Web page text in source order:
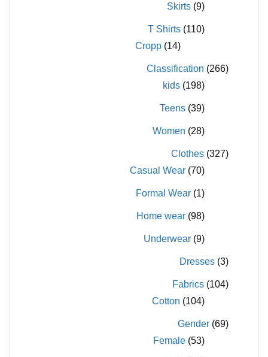
Skirts (9)
T Shirts (110)
Cropp (14)
Classification (266)
kids (198)
Teens (39)
Women (28)
Clothes (327)
Casual Wear (70)
Formal Wear (1)
Home wear (98)
Underwear (9)
Dresses (3)
Fabrics (104)
Cotton (104)
Gender (69)
Female (53)